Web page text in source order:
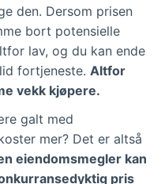
den. Dersom prisen
bort potensielle
lav, og du kan ende
fortjeneste. Altfor
vekk kjøpere.
galt med
mer? Det er altså
eiendomsmegler kan
pris